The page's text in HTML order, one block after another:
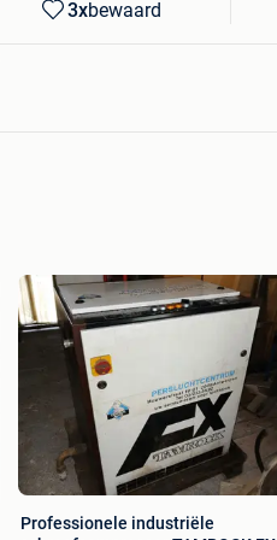
3xbewaard
Professionele industriële